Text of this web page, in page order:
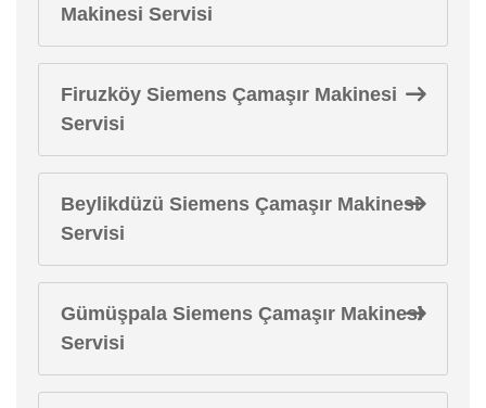
Makinesi Servisi
Firuzköy Siemens Çamaşır Makinesi
Servisi
Beylikdüzü Siemens Çamaşır Makinesi
Servisi
Gümüşpala Siemens Çamaşır Makinesi
Servisi